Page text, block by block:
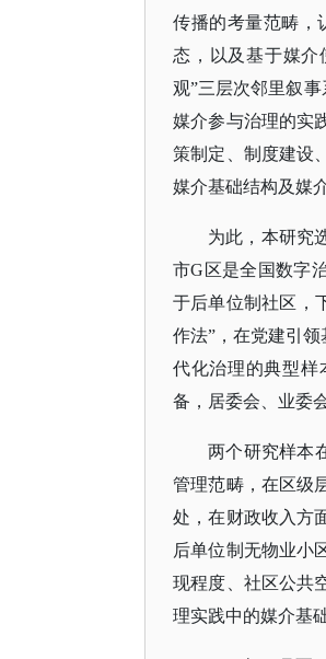
传播的考量范畴，
态，以及基于媒
观”三层次邻里叙
媒介参与治理的实
策制定、制度建设
媒介基础结构及媒
为此，本研究
市G区是全国数字
于后单位制社区，
作法”，在党建引
代化治理的典型样
备，居委会、业委
两个研究样本
管理范畴，在区级
处，在财政收入方
后单位制无物业小
现程度、社区公共
理实践中的媒介基